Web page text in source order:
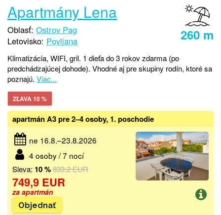
260 m
Apartmány Lena
Oblasť: Ostrov Pag
Letovisko: Povljana
Klimatizácia, WIFI, gril. 1 dieťa do 3 rokov zdarma (po
predchádzajúcej dohode). Vhodné aj pre skupiny rodín, ktoré sa
poznajú. Viac...
ZĽAVA 10 %
apartmán A3 pre 2–4 osoby, 1. poschodie
ne 16.8.–23.8.2026
4 osoby / 7 nocí
Sleva: 10 %833,2 EUR
749,9 EUR
za apartmán
Objednať